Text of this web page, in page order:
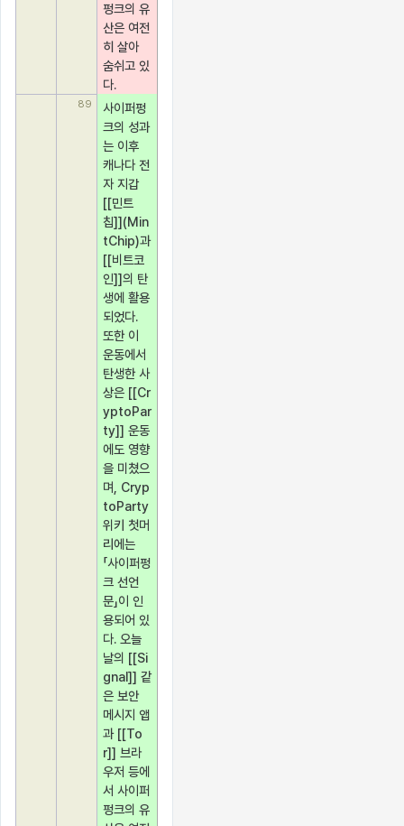
펑크의 유
산은 여전
히 살아
숨쉬고 있
다.
89
사이퍼펑
크의 성과
는 이후
캐나다 전
자 지갑
[[민트
칩]](Min
tChip)과
[[비트코
인]]의 탄
생에 활용
되었다.
또한 이
운동에서
탄생한 사
상은 [[Cr
yptoPar
ty]] 운동
에도 영향
을 미쳤으
며, Cryp
toParty
위키 첫머
리에는
「사이퍼펑
크 선언
문」이 인
용되어 있
다. 오늘
날의 [[Si
gnal]] 같
은 보안
메시지 앱
과 [[To
r]] 브라
우저 등에
서 사이퍼
펑크의 유